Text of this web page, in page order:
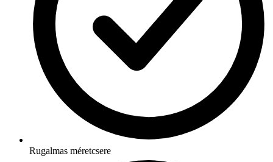
Rugalmas méretcsere